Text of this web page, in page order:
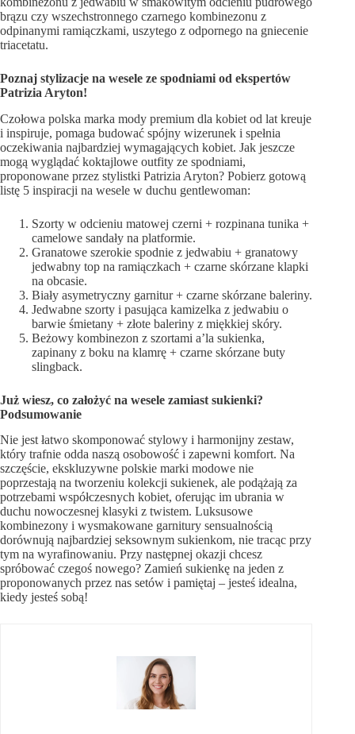
brązu czy wszechstronnego czarnego kombinezonu z
odpinanymi ramiączkami, uszytego z odpornego na gniecenie
triacetatu.
Poznaj stylizacje na wesele ze spodniami od ekspertów
Patrizia Aryton!
Czołowa polska marka mody premium dla kobiet od lat kreuje
i inspiruje, pomaga budować spójny wizerunek i spełnia
oczekiwania najbardziej wymagających kobiet. Jak jeszcze
mogą wyglądać koktajlowe outfity ze spodniami,
proponowane przez stylistki Patrizia Aryton? Pobierz gotową
listę 5 inspiracji na wesele w duchu gentlewoman:
Szorty w odcieniu matowej czerni + rozpinana tunika +
camelowe sandały na platformie.
Granatowe szerokie spodnie z jedwabiu + granatowy
jedwabny top na ramiączkach + czarne skórzane klapki
na obcasie.
Biały asymetryczny garnitur + czarne skórzane baleriny.
Jedwabne szorty i pasująca kamizelka z jedwabiu o
barwie śmietany + złote baleriny z miękkiej skóry.
Beżowy kombinezon z szortami a’la sukienka,
zapinany z boku na klamrę + czarne skórzane buty
slingback.
Już wiesz, co założyć na wesele zamiast sukienki?
Podsumowanie
Nie jest łatwo skomponować stylowy i harmonijny zestaw,
który trafnie odda naszą osobowość i zapewni komfort. Na
szczęście, ekskluzywne polskie marki modowe nie
poprzestają na tworzeniu kolekcji sukienek, ale podążają za
potrzebami współczesnych kobiet, oferując im ubrania w
duchu nowoczesnej klasyki z twistem. Luksusowe
kombinezony i wysmakowane garnitury sensualnością
dorównują najbardziej seksownym sukienkom, nie tracąc przy
tym na wyrafinowaniu. Przy następnej okazji chcesz
spróbować czegoś nowego? Zamień sukienkę na jeden z
proponowanych przez nas setów i pamiętaj – jesteś idealna,
kiedy jesteś sobą!